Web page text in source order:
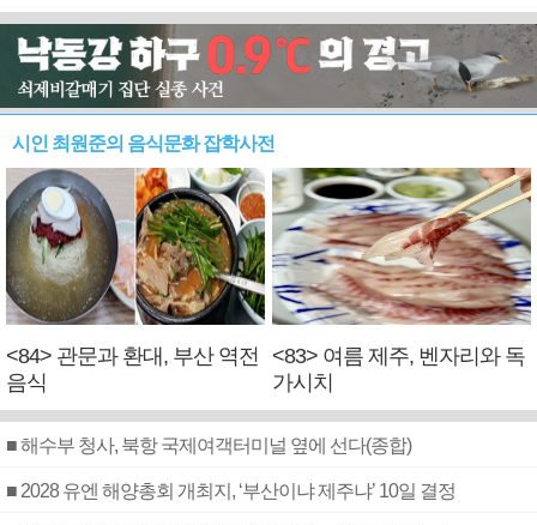
시인 최원준의 음식문화 잡학사전
<84> 관문과 환대, 부산 역전
음식
<83> 여름 제주, 벤자리와 독
가시치
■ 해수부 청사, 북항 국제여객터미널 옆에 선다(종합)
■ 2028 유엔 해양총회 개최지, ‘부산이냐 제주냐’ 10일 결정